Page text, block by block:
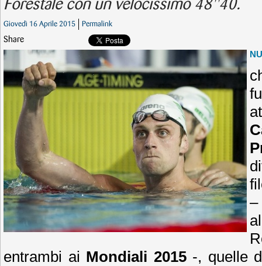
Forestale con un velocissimo 48''40.
Giovedì 16 Aprile 2015 Permalink
Share
–
entrambi ai Mondiali 2015-, quelle